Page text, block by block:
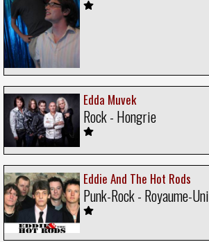
Edda Muvek
Rock - Hongrie
Eddie And The Hot Rods
Punk-Rock - Royaume-Uni